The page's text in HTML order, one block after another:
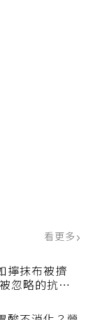
看更多
擰抹布被擠
忽略的抗老